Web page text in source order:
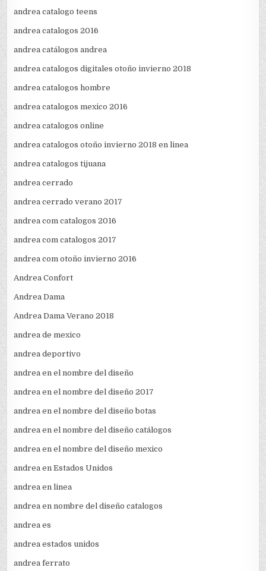
andrea catalogo teens
andrea catalogos 2016
andrea catálogos andrea
andrea catalogos digitales otoño invierno 2018
andrea catalogos hombre
andrea catalogos mexico 2016
andrea catalogos online
andrea catalogos otoño invierno 2018 en linea
andrea catalogos tijuana
andrea cerrado
andrea cerrado verano 2017
andrea com catalogos 2016
andrea com catalogos 2017
andrea com otoño invierno 2016
Andrea Confort
Andrea Dama
Andrea Dama Verano 2018
andrea de mexico
andrea deportivo
andrea en el nombre del diseño
andrea en el nombre del diseño 2017
andrea en el nombre del diseño botas
andrea en el nombre del diseño catálogos
andrea en el nombre del diseño mexico
andrea en Estados Unidos
andrea en linea
andrea en nombre del diseño catalogos
andrea es
andrea estados unidos
andrea ferrato